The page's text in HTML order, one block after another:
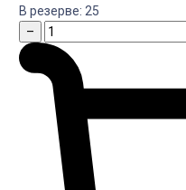
В резерве: 25
–